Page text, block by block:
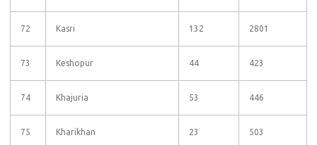
72 Kasri 132 2801
73 Keshopur 44 423
74 Khajuria 53 446
75 Kharikhan 23 503